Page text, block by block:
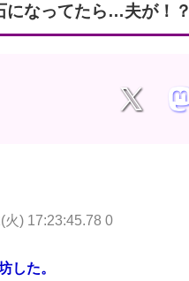
になってたら…夫が！？
火) 17:23:45.78 0
した。